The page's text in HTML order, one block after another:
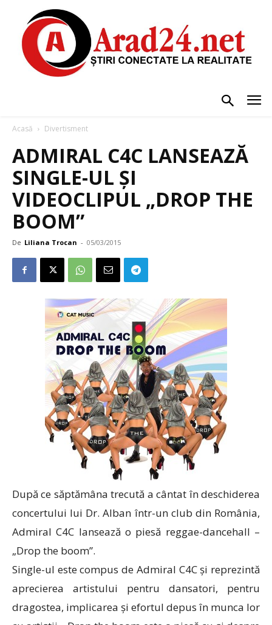
Acasă Divertisment
ADMIRAL C4C LANSEAZĂ
SINGLE-UL ȘI
VIDEOCLIPUL „DROP THE
BOOM”
De Liliana Trocan - 05/03/2015
După ce săptămâna trecută a cântat în deschiderea
concertului lui Dr. Alban într-un club din România,
Admiral C4C lansează o piesă reggae-dancehall –
„Drop the boom”.
Single-ul este compus de Admiral C4C și reprezintă
aprecierea artistului pentru dansatori, pentru
dragostea, implicarea și efortul depus în munca lor